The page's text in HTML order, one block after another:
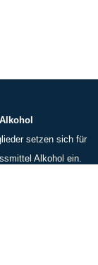
setzen sich für
Alkohol ein.